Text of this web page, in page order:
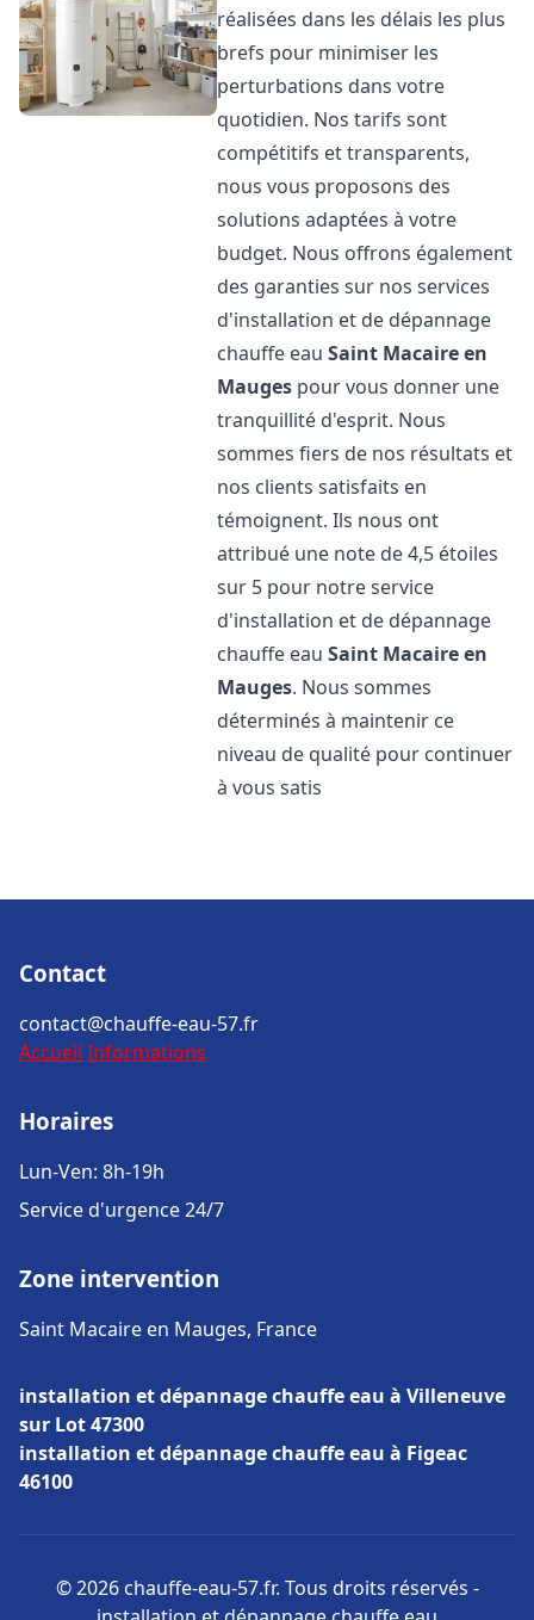
réalisées dans les délais les plus
brefs pour minimiser les
perturbations dans votre
quotidien. Nos tarifs sont
compétitifs et transparents,
nous vous proposons des
solutions adaptées à votre
budget. Nous offrons également
des garanties sur nos services
d'installation et de dépannage
chauffe eauSaint Macaire en
Mauges pour vous donner une
tranquillité d'esprit. Nous
sommes fiers de nos résultats et
nos clients satisfaits en
témoignent. Ils nous ont
attribué une note de 4,5 étoiles
sur 5 pour notre service
d'installation et de dépannage
chauffe eauSaint Macaire en
Mauges. Nous sommes
déterminés à maintenir ce
niveau de qualité pour continuer
à vous satis
Contact
contact@chauffe-eau-57.fr
Accueil Informations
Horaires
Lun-Ven: 8h-19h
Service d'urgence 24/7
Zone intervention
Saint Macaire en Mauges, France
installation et dépannage chauffe eau à Villeneuve
sur Lot 47300
installation et dépannage chauffe eau à Figeac
46100
© 2026 chauffe-eau-57.fr. Tous droits réservés -